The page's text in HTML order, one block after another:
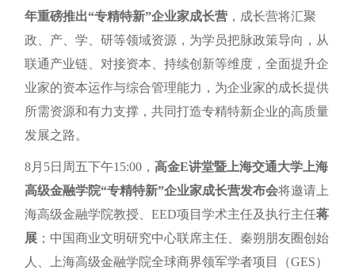
年重磅推出“专精特新”企业家成长营，成长营将汇聚
政、产、学、研等领域资源，为学员把脉政策导向，从
联通产业链、对接资本、持续创新等维度，全面提升企
业家的资本运作与综合管理能力，为企业家的成长提供
所需资源和有力支撑，共同打造专精特新企业的高质量
发展之路。
8月5日周五下午15:00， 高金E讲堂暨上海交通大学上海
高级金融学院“专精特新”企业家成长营发布会将邀请上
海高级金融学院教授、EED项目学术主任及执行主任蒋
展；中国商业文明研究中心联席主任、秦朔朋友圈创始
人、上海高级金融学院全球商界领军学者项目（GES）